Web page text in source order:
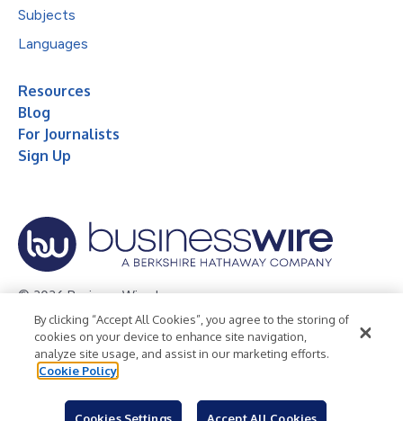
Subjects
Languages
Resources
Blog
For Journalists
Sign Up
© 2026 Business Wire, Inc.
Privacy Policy Cookie Policy
Accessibility Statement
Terms of Use
Legal
By clicking “Accept All Cookies”, you agree to the storing of
cookies on your device to enhance site navigation,
analyze site usage, and assist in our marketing efforts.
Cookie Policy